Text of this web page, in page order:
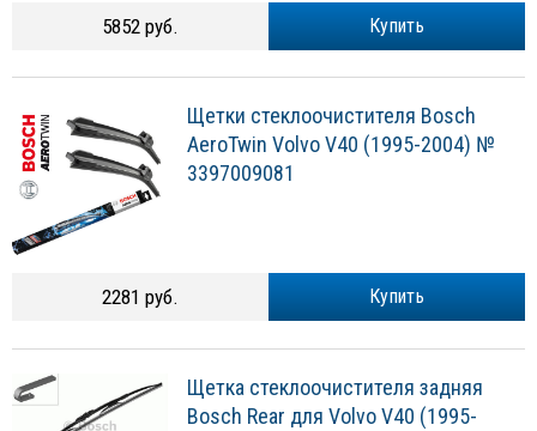
Купить
5852 руб.
Щетки стеклоочистителя Bosch
AeroTwin Volvo V40 (1995-2004) №
3397009081
Купить
2281 руб.
Щетка стеклоочистителя задняя
Bosch Rear для Volvo V40 (1995-